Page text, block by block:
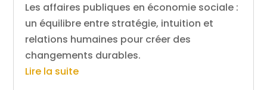
Les affaires publiques en économie sociale :
un équilibre entre stratégie, intuition et
relations humaines pour créer des
changements durables.
Lire la suite